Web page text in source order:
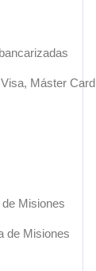
Máster Card
Misiones
de Misiones